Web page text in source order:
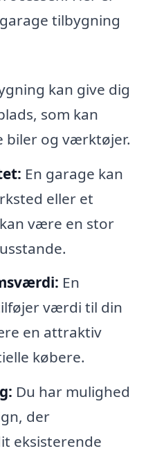
tilbygning
kan give dig
som kan
og værktøjer.
En garage kan
eller et
være en stor
En
værdi til din
en attraktiv
købere.
Du har mulighed
der
eksisterende